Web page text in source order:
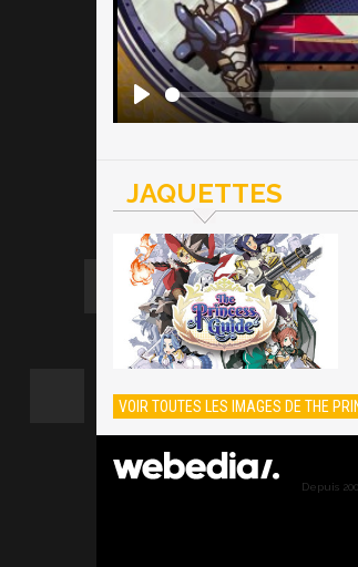
JAQUETTES
VOIR TOUTES LES IMAGES DE THE
Depuis